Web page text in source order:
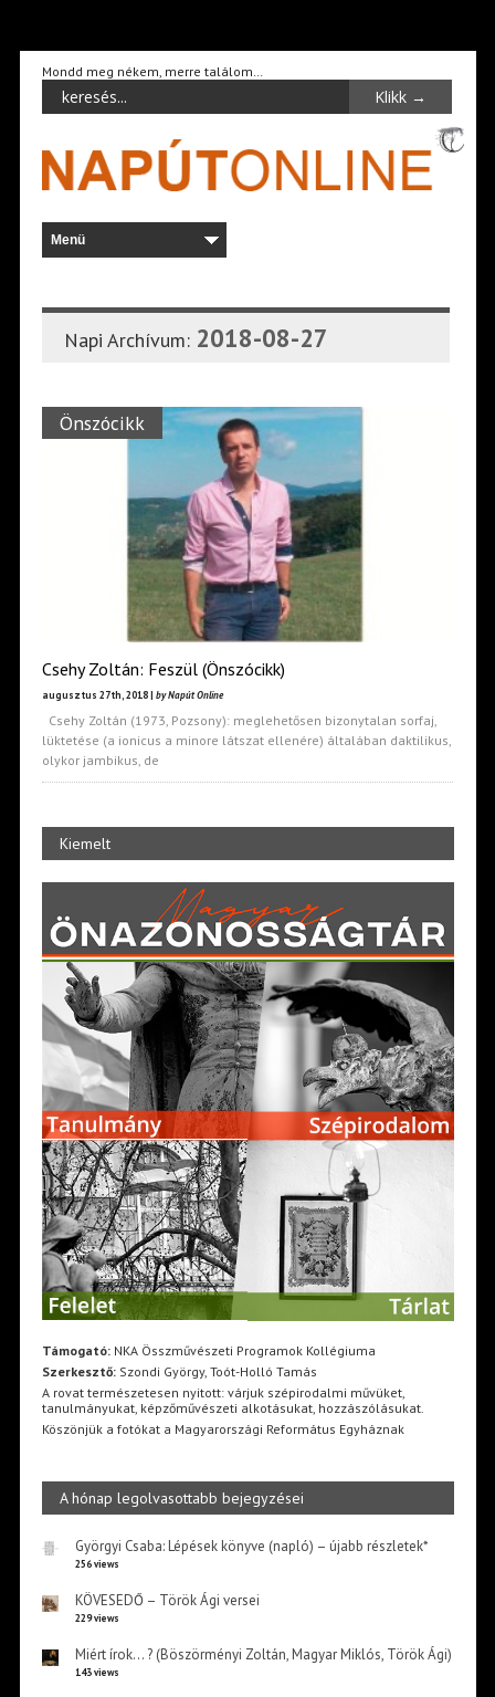
Mondd meg nékem, merre találom…
Napi Archívum: 2018-08-27
Önszócikk
Csehy Zoltán: Feszül (Önszócikk)
augusztus 27th, 2018 | by Napút Online
Csehy Zoltán (1973, Pozsony): meglehetősen bizonytalan sorfaj,
lüktetése (a ionicus a minore látszat ellenére) általában daktilikus,
olykor jambikus, de
Kiemelt
Támogató:NKA Összművészeti Programok Kollégiuma
Szerkesztő:Szondi György, Toót-Holló Tamás
A rovat természetesen nyitott: várjuk szépirodalmi művüket,
tanulmányukat, képzőművészeti alkotásukat, hozzászólásukat.
Köszönjük a fotókat a Magyarországi Református Egyháznak
A hónap legolvasottabb bejegyzései
Györgyi Csaba: Lépések könyve (napló) – újabb részletek*
256 views
KÖVESEDŐ – Török Ági versei
229 views
Miért írok… ? (Böszörményi Zoltán, Magyar Miklós, Török Ági)
143 views